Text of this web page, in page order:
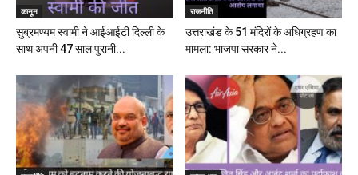
कानून
सुब्रमण्यम स्वामी ने आईआईटी दिल्ली के
साथ अपनी 47 साल पुरानी...
राजनीति
उत्तराखंड के 51 मंदिरों के अधिग्रहण का
मामला: भाजपा सरकार ने...